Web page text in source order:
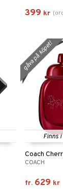
399 kr (
Finns
Coach
COACH
fr. 629 kr
gåva på köpet!